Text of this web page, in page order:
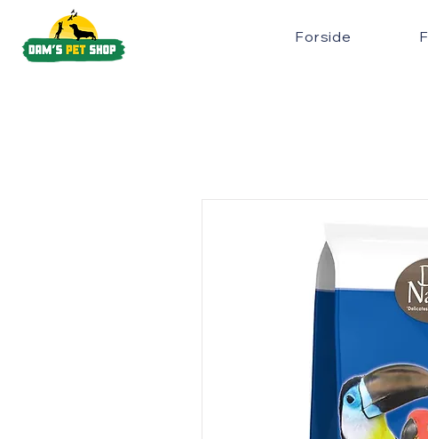
Forside